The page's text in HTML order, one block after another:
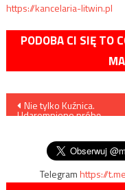
https://kancelaria-litwin.pl
PODOBA CI SIĘ TO
Nawigacja
wpisu
Nie tylko Kuźnica.
Udaremniono próbę
Telegramhttps://